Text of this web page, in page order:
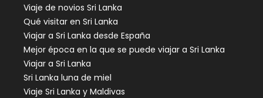
Viaje de novios Sri Lanka
Qué visitar en Sri Lanka
Viajar a Sri Lanka desde España
Mejor época en la que se puede viajar a Sri Lanka
Viajar a Sri Lanka
Sri Lanka luna de miel
Viaje Sri Lanka y Maldivas